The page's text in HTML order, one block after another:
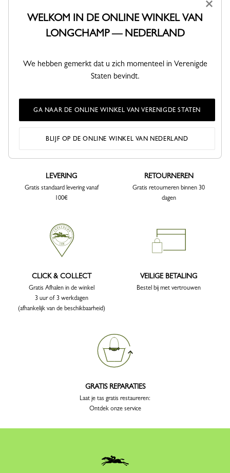
Vrouwelijke Tassen
Zwarte leren tassen
Minidamestassen
Dames handtassen
Lederen portemonnees
LEVERING
Gratis standaard levering vanaf
100€
RETOURNEREN
Gratis retourneren binnen 30
dagen
CLICK & COLLECT
Gratis Afhalen in de winkel
3 uur of 3 werkdagen
(afhankelijk van de beschikbaarheid)
VEILIGE BETALING
Bestel bij met vertrouwen
GRATIS REPARATIES
Laat je tas gratis restaureren:
Ontdek onze service
×
WELKOM IN DE ONLINE WINKEL VAN
LONGCHAMP — NEDERLAND
We hebben gemerkt dat u zich momenteel in Verenigde
Staten bevindt.
GA NAAR DE ONLINE WINKEL VAN VERENIGDE STATEN
BLIJF OP DE ONLINE WINKEL VAN NEDERLAND